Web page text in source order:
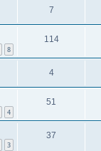
7
8
114
4
4
51
3
37